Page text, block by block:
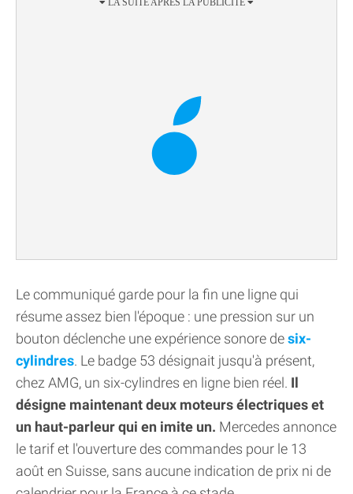
Le communiqué garde pour la fin une ligne qui
résume assez bien l'époque : une pression sur un
bouton déclenche une expérience sonore desix-
cylindres. Le badge 53 désignait jusqu'à présent,
chez AMG, un six-cylindres en ligne bien réel. Il
désigne maintenant deux moteurs électriques et
un haut-parleur qui en imite un. Mercedes annonce
le tarif et l'ouverture des commandes pour le 13
août en Suisse, sans aucune indication de prix ni de